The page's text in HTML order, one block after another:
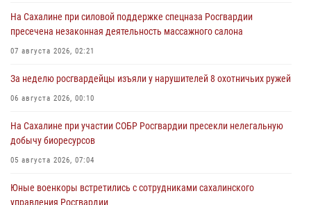
На Сахалине при силовой поддержке спецназа Росгвардии
пресечена незаконная деятельность массажного салона
07 августа 2026, 02:21
За неделю росгвардейцы изъяли у нарушителей 8 охотничьих ружей
06 августа 2026, 00:10
На Сахалине при участии СОБР Росгвардии пресекли нелегальную
добычу биоресурсов
05 августа 2026, 07:04
Юные военкоры встретились с сотрудниками сахалинского
управления Росгвардии